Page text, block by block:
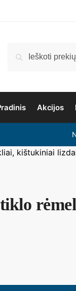
Akcijos
kištukiniai